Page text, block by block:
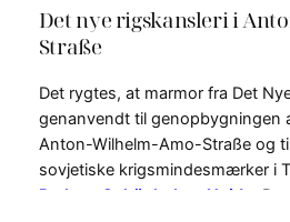
Det nye rigskansleri i
Straße
Det rygtes, at marmor fra Det
genanvendt til genopbygningen
Anton-Wilhelm-Amo-Straße og
sovjetiske krigsmindesmærker i
Park
Schönholzer Heide
.